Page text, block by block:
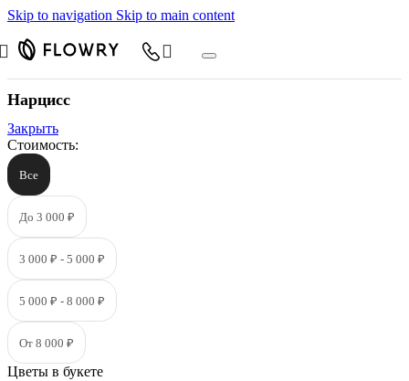
Skip to navigation Skip to main content
Нарцисс
Закрыть
Стоимость:
Все
До 3 000 ₽
3 000 ₽ - 5 000 ₽
5 000 ₽ - 8 000 ₽
От 8 000 ₽
Цветы в букете